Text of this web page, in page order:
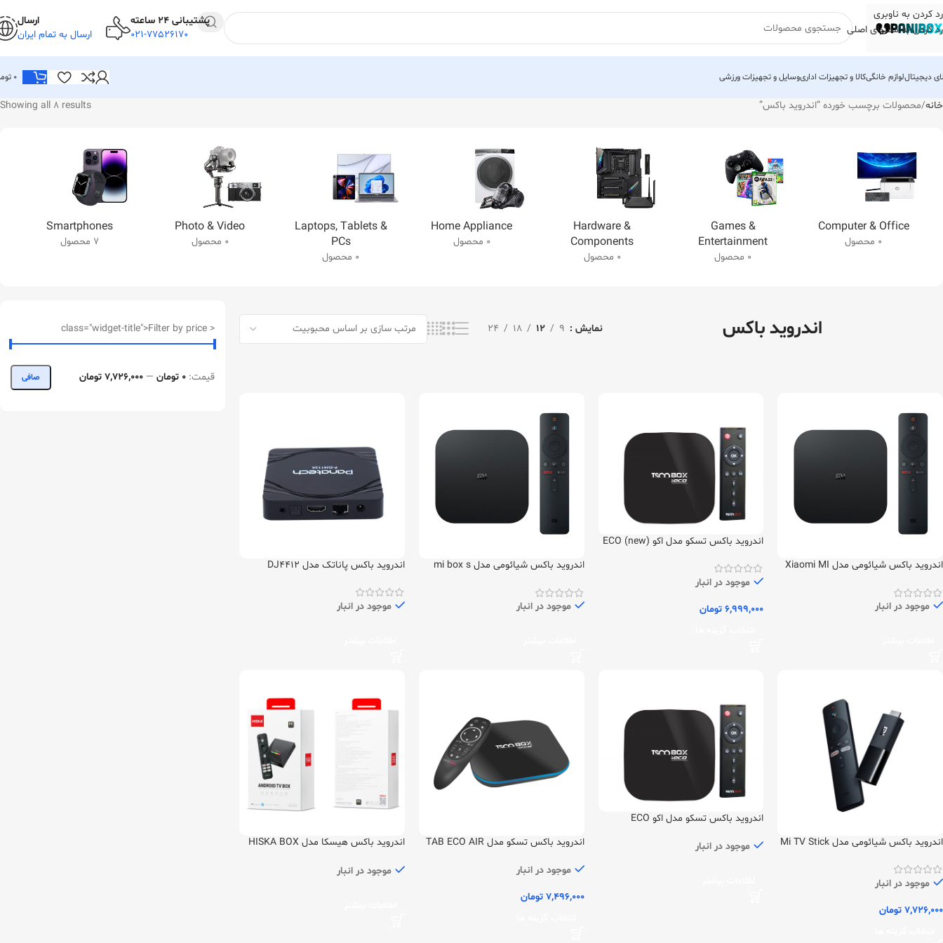
رد کردن به ناوبری
رد کردن به محتوای اصلی
پشتیبانی 24 ساعته
021-77526170
ارسال
ارسال به تمام ایران
دیجیتاللوازم خانگیکالا و تجهیزات اداریوسایل و تجهیزات ورزشی 0
خانه محصولات برچسب خورده “اندروید باکس” Showing all 8 results
Computer & Office
0 محصول
Games &
Entertainment
0 محصول
Hardware &
Components
0 محصول
Home Appliance
0 محصول
Laptops, Tablets &
PCs
0 محصول
Photo & Video
0 محصول
Smartphones
7 محصول
< class="widget-title">Filter by price
صافی قيمت: 0 تومان — 7,726,000 تومان
اندروید باکس نمایش 9
12
18
24
اندروید باکس شیائومی مدل Xiaomi MI
موجود در انبار
اندروید باکس تسکو مدل اکو ECO (new)
موجود در انبار
6,999,000 تومان
اندروید باکس شیائومی مدل mi box s
موجود در انبار
اندروید باکس پاناتک مدل DJ4412
موجود در انبار
اندروید باکس شیائومی مدل Mi TV Stick
موجود در انبار
7,726,000 تومان
اندروید باکس تسکو مدل اکو ECO
موجود در انبار اندروید باکس تسکو مدل TAB ECO AIR
موجود در انبار
7,496,000 تومان
اندروید باکس هیسکا مدل HISKA BOX
موجود در انبار